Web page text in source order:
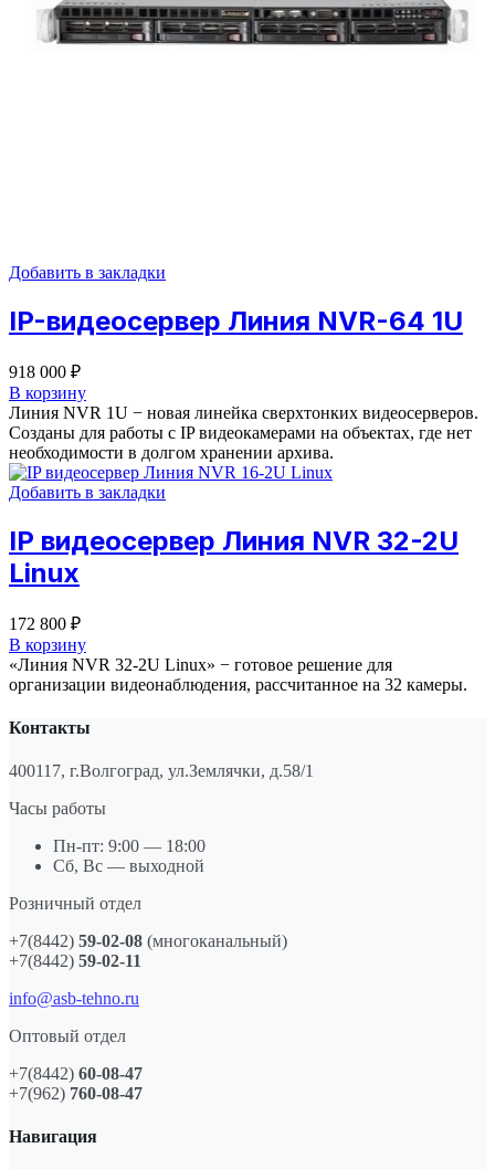
Добавить в закладки
IP-видеосервер Линия NVR-64 1U
918 000 ₽
В корзину
Линия NVR 1U − новая линейка сверхтонких видеосерверов.
Созданы для работы с IP видеокамерами на объектах, где нет
необходимости в долгом хранении архива.
Добавить в закладки
IP видеосервер Линия NVR 32-2U
Linux
172 800 ₽
В корзину
«Линия NVR 32-2U Linux» − готовое решение для
организации видеонаблюдения, рассчитанное на 32 камеры.
Контакты
400117, г.Волгоград, ул.Землячки, д.58/1
Часы работы
Пн-пт: 9:00 — 18:00
Сб, Вс — выходной
Розничный отдел
+7(8442) 59-02-08 (многоканальный)
+7(8442) 59-02-11
info@asb-tehno.ru
Оптовый отдел
+7(8442) 60-08-47
+7(962) 760-08-47
Навигация